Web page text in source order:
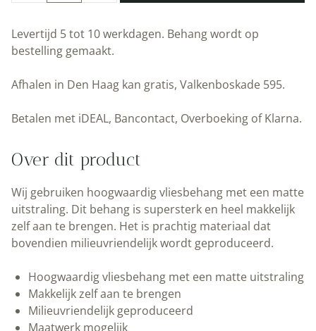
Rijkswachters
Lichtblauw
|
97.4
x
cm
Kek
Amsterdam
|
Peltenburg
aantal
Levertijd 5 tot 10 werkdagen. Behang wordt op
bestelling gemaakt.
Afhalen in Den Haag kan gratis, Valkenboskade 595.
Betalen met iDEAL, Bancontact, Overboeking of Klarna.
Over dit product
Wij gebruiken hoogwaardig vliesbehang met een matte
uitstraling. Dit behang is supersterk en heel makkelijk
zelf aan te brengen. Het is prachtig materiaal dat
bovendien milieuvriendelijk wordt geproduceerd.
Hoogwaardig vliesbehang met een matte uitstraling
Makkelijk zelf aan te brengen
Milieuvriendelijk geproduceerd
Maatwerk mogelijk